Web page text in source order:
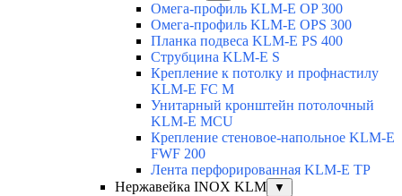
Омега-профиль KLM-E OP 300
Омега-профиль KLM-E OPS 300
Планка подвеса KLM-E PS 400
Струбцина KLM-E S
Крепление к потолку и профнастилу
KLM-E FC M
Унитарный кронштейн потолочный
KLM-E MCU
Крепление стеновое-напольное KLM-E
FWF 200
Лента перфорированная KLM-E TP
Нержавейка INOX KLM
▼